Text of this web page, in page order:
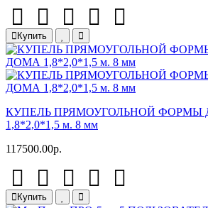
Купить
КУПЕЛЬ ПРЯМОУГОЛЬНОЙ ФОРМЫ
1,8*2,0*1,5 м. 8 мм
117500.00р.
Купить